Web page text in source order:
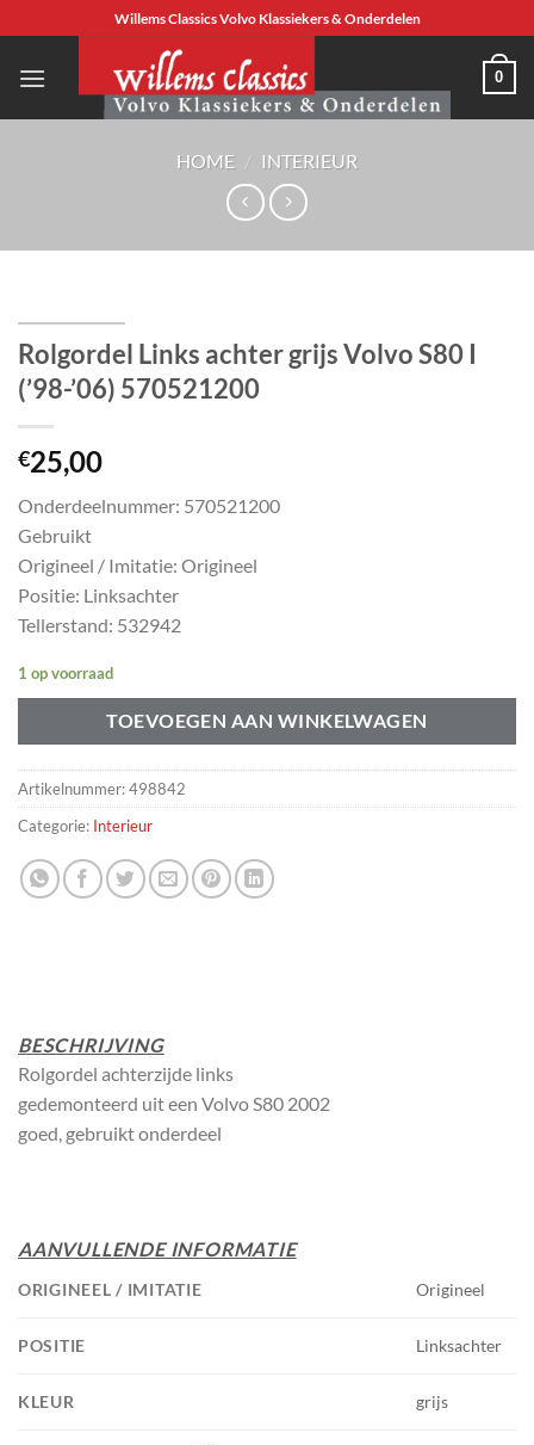
naar
inhoud
Willems Classics Volvo Klassiekers & Onderdelen
0
HOME / INTERIEUR
Rolgordel Links achter grijs Volvo S80 I
(’98-’06) 570521200
€25,00
Onderdeelnummer: 570521200
Gebruikt
Origineel / Imitatie: Origineel
Positie: Linksachter
Tellerstand: 532942
1 op voorraad
TOEVOEGEN AAN WINKELWAGEN
Artikelnummer:498842
Categorie: Interieur
BESCHRIJVING
Rolgordel achterzijde links
gedemonteerd uit een Volvo S80 2002
goed, gebruikt onderdeel
AANVULLENDE INFORMATIE
ORIGINEEL / IMITATIE Origineel
POSITIE Linksachter
KLEUR grijs